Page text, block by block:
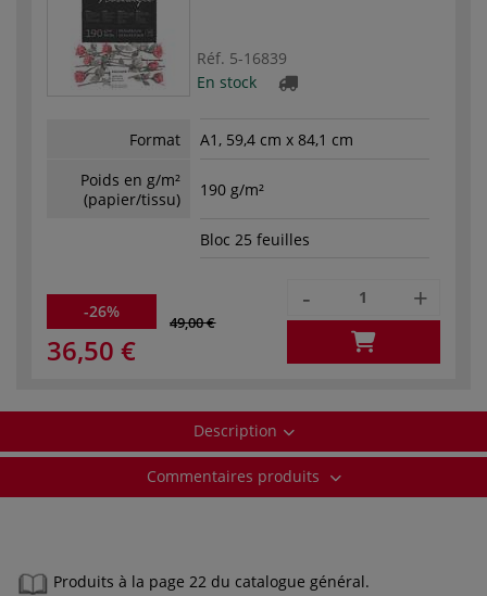
Réf. 5-16839
En stock
Format
A1, 59,4 cm x 84,1 cm
Poids en g/m²
(papier/tissu)
190 g/m²
Bloc 25 feuilles
-26%
49,00 €
36,50 €
- +
Description
Commentaires produits
Produits à la page 22 du catalogue général.